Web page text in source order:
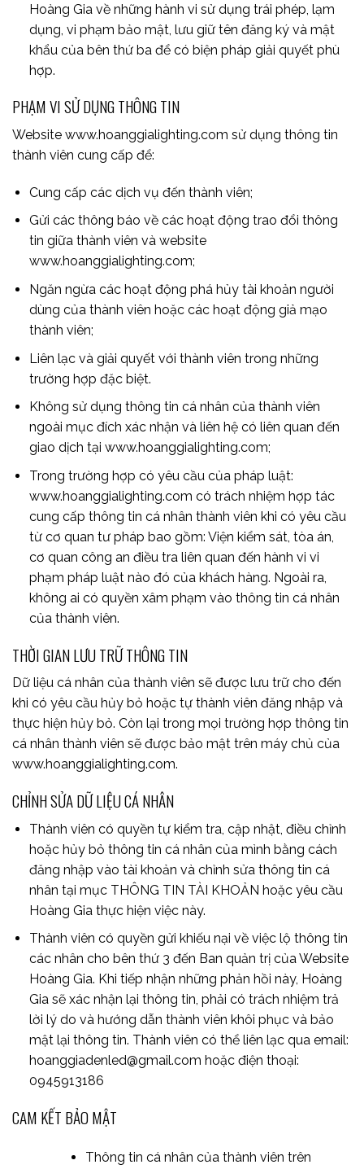
Hoàng Gia về những hành vi sử dụng trái phép, lạm
dụng, vi phạm bảo mật, lưu giữ tên đăng ký và mật
khẩu của bên thứ ba để có biện pháp giải quyết phù
hợp.
PHẠM VI SỬ DỤNG THÔNG TIN
Website www.hoanggialighting.com sử dụng thông tin
thành viên cung cấp để:
Cung cấp các dịch vụ đến thành viên;
Gửi các thông báo về các hoạt động trao đổi thông
tin giữa thành viên và website
www.hoanggialighting.com;
Ngăn ngừa các hoạt động phá hủy tài khoản người
dùng của thành viên hoặc các hoạt động giả mạo
thành viên;
Liên lạc và giải quyết với thành viên trong những
trường hợp đặc biệt.
Không sử dụng thông tin cá nhân của thành viên
ngoài mục đích xác nhận và liên hệ có liên quan đến
giao dịch tại www.hoanggialighting.com;
Trong trường hợp có yêu cầu của pháp luật:
www.hoanggialighting.com có trách nhiệm hợp tác
cung cấp thông tin cá nhân thành viên khi có yêu cầu
từ cơ quan tư pháp bao gồm: Viện kiểm sát, tòa án,
cơ quan công an điều tra liên quan đến hành vi vi
phạm pháp luật nào đó của khách hàng. Ngoài ra,
không ai có quyền xâm phạm vào thông tin cá nhân
của thành viên.
THỜI GIAN LƯU TRỮ THÔNG TIN
Dữ liệu cá nhân của thành viên sẽ được lưu trữ cho đến
khi có yêu cầu hủy bỏ hoặc tự thành viên đăng nhập và
thực hiện hủy bỏ. Còn lại trong mọi trường hợp thông tin
cá nhân thành viên sẽ được bảo mật trên máy chủ của
www.hoanggialighting.com.
CHỈNH SỬA DỮ LIỆU CÁ NHÂN
Thành viên có quyền tự kiểm tra, cập nhật, điều chỉnh
hoặc hủy bỏ thông tin cá nhân của mình bằng cách
đăng nhập vào tài khoản và chỉnh sửa thông tin cá
nhân tại mục THÔNG TIN TÀI KHOẢN hoặc yêu cầu
Hoàng Gia thực hiện việc này.
Thành viên có quyền gửi khiếu nại về việc lộ thông tin
các nhân cho bên thứ 3 đến Ban quản trị của Website
Hoàng Gia. Khi tiếp nhận những phản hồi này, Hoàng
Gia sẽ xác nhận lại thông tin, phải có trách nhiệm trả
lời lý do và hướng dẫn thành viên khôi phục và bảo
mật lại thông tin. Thành viên có thể liên lạc qua email:
hoanggiadenled@gmail.com hoặc điện thoại:
0945913186
CAM KẾT BẢO MẬT
Thông tin cá nhân của thành viên trên